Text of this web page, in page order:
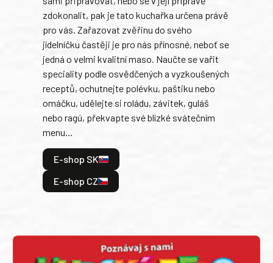
zdokonalit, pak je tato kuchařka určena právě
pro vás. Zařazovat zvěřinu do svého
jídelníčku častěji je pro nás přínosné, neboť se
jedná o velmi kvalitní maso. Naučte se vařit
speciality podle osvědčených a vyzkoušených
receptů, ochutnejte polévku, paštiku nebo
omáčku, udělejte si roládu, závitek, guláš
nebo ragú, překvapte své blízké svátečním
menu…
E-shop SK
E-shop CZ